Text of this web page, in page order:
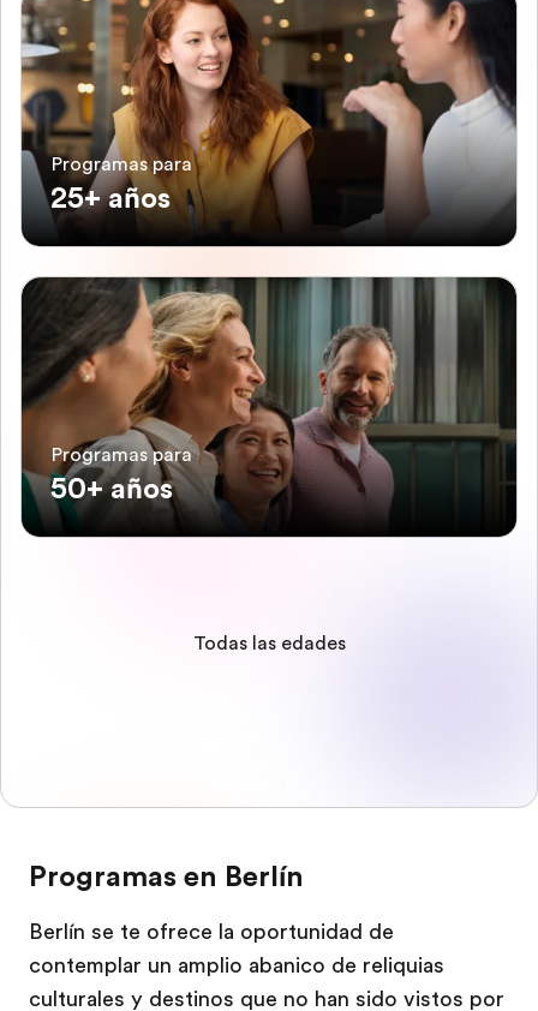
Programas para
25+ años
Programas para
50+ años
Todas las edades
Programas en Berlín
Berlín se te ofrece la oportunidad de
contemplar un amplio abanico de reliquias
culturales y destinos que no han sido vistos por